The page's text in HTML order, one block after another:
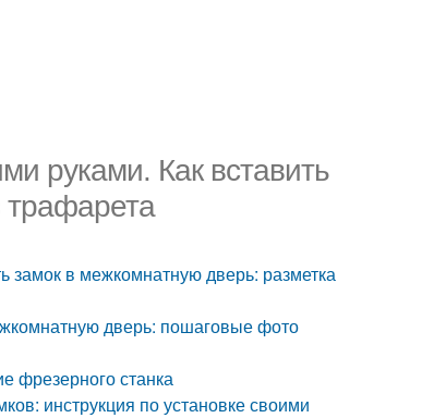
руками. Как вставить
трафарета
замок в межкомнатную дверь: разметка
дверь: пошаговые фото
фрезерного станка
инструкция по установке своими